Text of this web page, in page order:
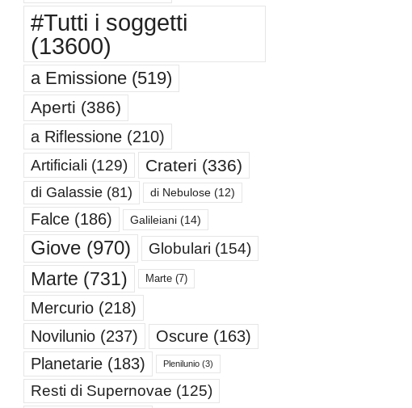
#Tutti i soggetti
(13600)
a Emissione(519)
Aperti (386)
a Riflessione(210)
Artificiali (129) Crateri (336)
di Galassie(81) di Nebulose(12)
Falce(186) Galileiani(14)
Giove(970) Globulari (154)
Marte (731) Marte(7)
Mercurio(218)
Novilunio(237) Oscure(163)
Planetarie(183) Plenilunio(3)
Resti di Supernovae (125)